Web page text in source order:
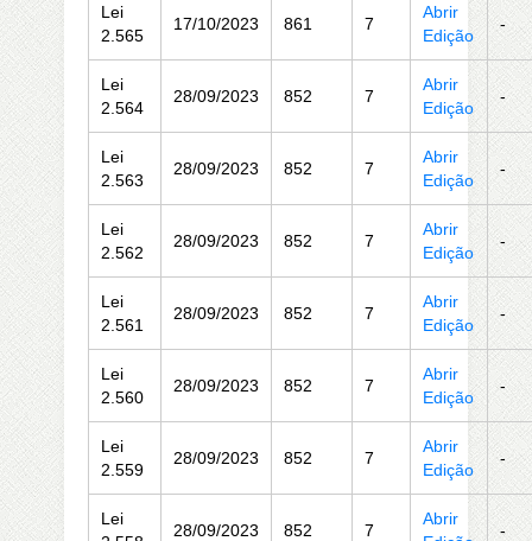
Lei
2.565
17/10/2023 861 7
Abrir
Edição
-
Lei
2.564
28/09/2023 852 7
Abrir
Edição
-
Lei
2.563
28/09/2023 852 7
Abrir
Edição
-
Lei
2.562
28/09/2023 852 7
Abrir
Edição
-
Lei
2.561
28/09/2023 852 7
Abrir
Edição
-
Lei
2.560
28/09/2023 852 7
Abrir
Edição
-
Lei
2.559
28/09/2023 852 7
Abrir
Edição
-
Lei
28/09/2023 852 7
Abrir
-